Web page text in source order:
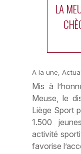
LA
A la une,
Mis à
Meuse, le
Liège Sport
1.500
activité
favorise